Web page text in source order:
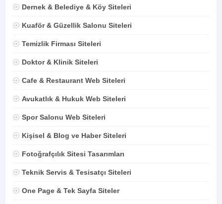
Dernek & Belediye & Köy Siteleri
Kuaför & Güzellik Salonu Siteleri
Temizlik Firması Siteleri
Doktor & Klinik Siteleri
Cafe & Restaurant Web Siteleri
Avukatlık & Hukuk Web Siteleri
Spor Salonu Web Siteleri
Kişisel & Blog ve Haber Siteleri
Fotoğrafçılık Sitesi Tasarımları
Teknik Servis & Tesisatçı Siteleri
One Page & Tek Sayfa Siteler